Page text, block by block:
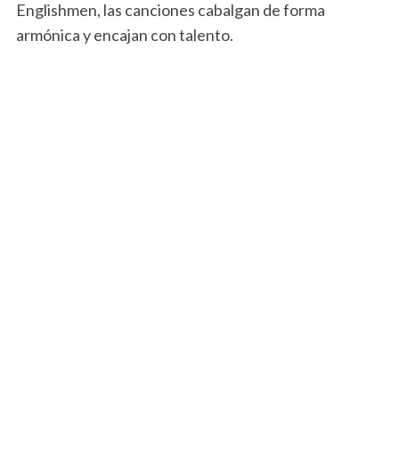
Englishmen, las canciones cabalgan de forma
armónica y encajan con talento.